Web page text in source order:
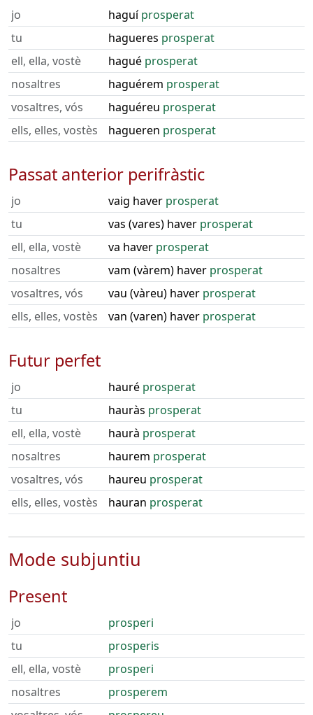
jo haguíprosperat
tu
hagueres prosperat
ell, ella, vostè
hagué prosperat
nosaltres
haguérem prosperat
vosaltres, vós
haguéreu prosperat
ells, elles, vostès
hagueren prosperat
Passat anterior perifràstic
jo vaig haver prosperat
tu
vas (vares) haver prosperat
ell, ella, vostè
va haver prosperat
nosaltres
vam (vàrem) haver prosperat
vosaltres, vós
vau (vàreu) haver prosperat
ells, elles, vostès
van (varen) haver prosperat
Futur perfet
jo hauré prosperat
tu
hauràs prosperat
ell, ella, vostè
haurà prosperat
nosaltres
haurem prosperat
vosaltres, vós
haureu prosperat
ells, elles, vostès
hauran prosperat
Mode subjuntiu
Present
jo
prosperi
tu
prosperis
ell, ella, vostè
prosperi
nosaltres
prosperem